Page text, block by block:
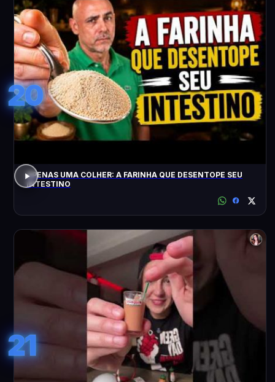
20
APENAS UMA COLHER: A FARINHA QUE DESENTOPE SEU
INTESTINO
21